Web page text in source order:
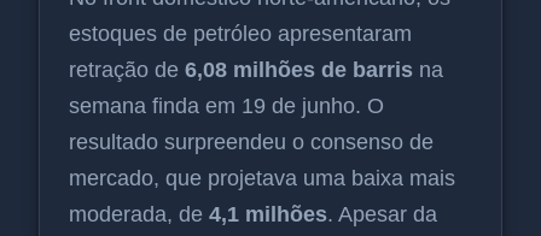
estoques de petróleo apresentaram
retração de 6,08 milhões de barris na
semana finda em 19 de junho. O
resultado surpreendeu o consenso de
mercado, que projetava uma baixa mais
moderada, de 4,1 milhões. Apesar da